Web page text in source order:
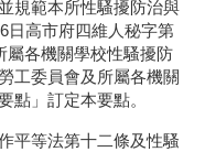
規範本所性騷擾防治與
日高市府四維人秘字第
屬各機關學校性騷擾防
工委員會及所屬各機關
點」訂定本要點。
平等法第十二條及性騷